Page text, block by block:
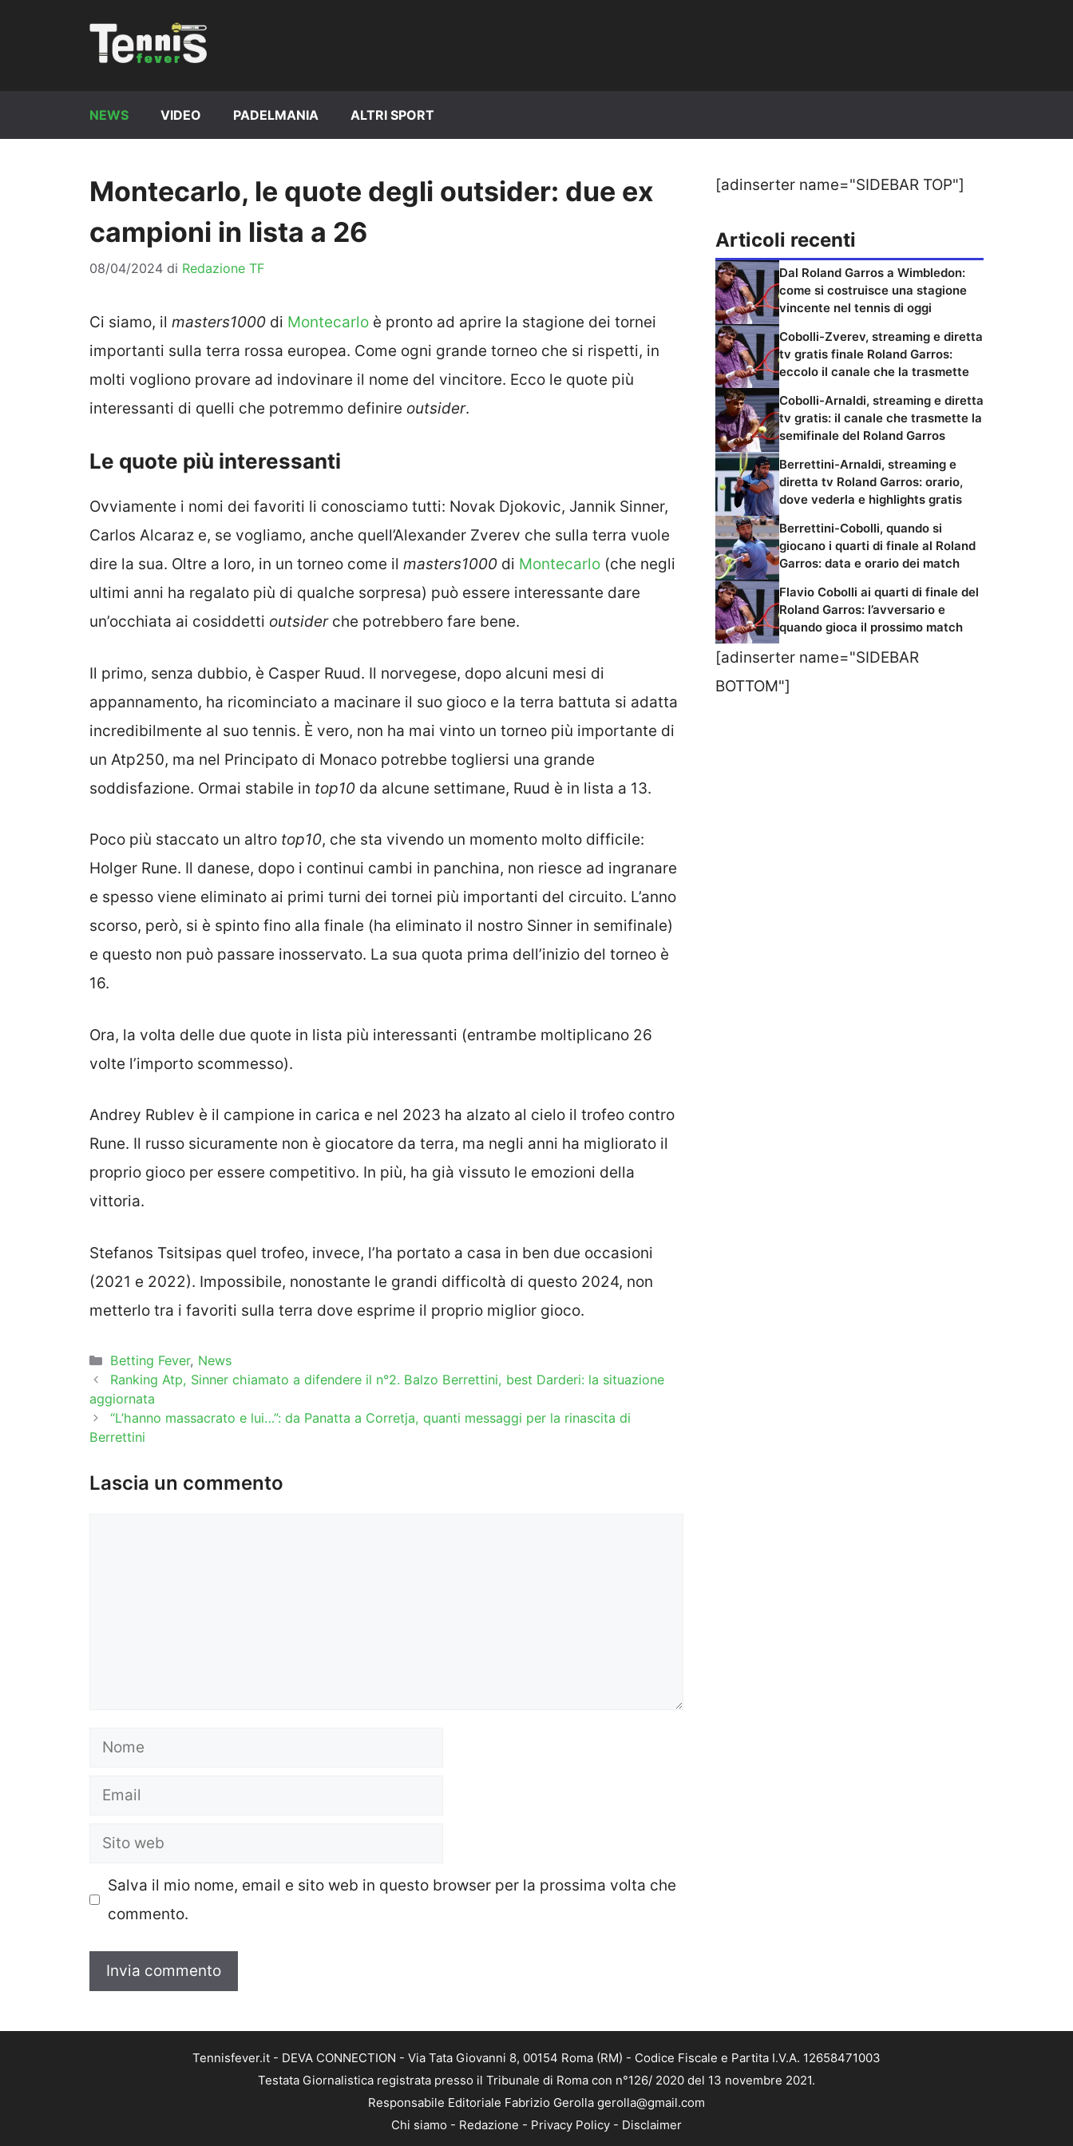
NEWS VIDEO PADELMANIA ALTRI SPORT
Montecarlo, le quote degli outsider: due ex
campioni in lista a 26
08/04/2024 di Redazione TF
Ci siamo, il masters1000 di Montecarlo è pronto ad aprire la stagione dei tornei
importanti sulla terra rossa europea. Come ogni grande torneo che si rispetti, in
molti vogliono provare ad indovinare il nome del vincitore. Ecco le quote più
interessanti di quelli che potremmo definire outsider.
Le quote più interessanti
Ovviamente i nomi dei favoriti li conosciamo tutti: Novak Djokovic, Jannik Sinner,
Carlos Alcaraz e, se vogliamo, anche quell’Alexander Zverev che sulla terra vuole
dire la sua. Oltre a loro, in un torneo come il masters1000 di Montecarlo (che negli
ultimi anni ha regalato più di qualche sorpresa) può essere interessante dare
un’occhiata ai cosiddetti outsiderche potrebbero fare bene.
Il primo, senza dubbio, è Casper Ruud. Il norvegese, dopo alcuni mesi di
appannamento, ha ricominciato a macinare il suo gioco e la terra battuta si adatta
incredibilmente al suo tennis. È vero, non ha mai vinto un torneo più importante di
un Atp250, ma nel Principato di Monaco potrebbe togliersi una grande
soddisfazione. Ormai stabile in top10 da alcune settimane, Ruud è in lista a 13.
Poco più staccato un altro top10, che sta vivendo un momento molto difficile:
Holger Rune. Il danese, dopo i continui cambi in panchina, non riesce ad ingranare
e spesso viene eliminato ai primi turni dei tornei più importanti del circuito. L’anno
scorso, però, si è spinto fino alla finale (ha eliminato il nostro Sinner in semifinale)
e questo non può passare inosservato. La sua quota prima dell’inizio del torneo è
16.
Ora, la volta delle due quote in lista più interessanti (entrambe moltiplicano 26
volte l’importo scommesso).
Andrey Rublev è il campione in carica e nel 2023 ha alzato al cielo il trofeo contro
Rune. Il russo sicuramente non è giocatore da terra, ma negli anni ha migliorato il
proprio gioco per essere competitivo. In più, ha già vissuto le emozioni della
vittoria.
Stefanos Tsitsipas quel trofeo, invece, l’ha portato a casa in ben due occasioni
(2021 e 2022). Impossibile, nonostante le grandi difficoltà di questo 2024, non
metterlo tra i favoriti sulla terra dove esprime il proprio miglior gioco.
Categorie
Betting Fever, News
Ranking Atp, Sinner chiamato a difendere il n°2. Balzo Berrettini, best Darderi: la situazione
aggiornata
“L’hanno massacrato e lui…”: da Panatta a Corretja, quanti messaggi per la rinascita di
Berrettini
Lascia un commento
Nome
Email
Sito
Salva il mio nome, email e sito web in questo browser per la prossima volta che
commento.
[adinserter name="SIDEBAR TOP"]
Articoli recenti
Dal Roland Garros a Wimbledon:
come si costruisce una stagione
vincente nel tennis di oggi
Cobolli-Zverev, streaming e diretta
tv gratis finale Roland Garros:
eccolo il canale che la trasmette
Cobolli-Arnaldi, streaming e diretta
tv gratis: il canale che trasmette la
semifinale del Roland Garros
Berrettini-Arnaldi, streaming e
diretta tv Roland Garros: orario,
dove vederla e highlights gratis
Berrettini-Cobolli, quando si
giocano i quarti di finale al Roland
Garros: data e orario dei match
Flavio Cobolli ai quarti di finale del
Roland Garros: l’avversario e
quando gioca il prossimo match
[adinserter name="SIDEBAR
BOTTOM"]
Tennisfever.it - DEVA CONNECTION - Via Tata Giovanni 8, 00154 Roma (RM) - Codice Fiscale e Partita I.V.A. 12658471003
Testata Giornalistica registrata presso il Tribunale di Roma con n°126/ 2020 del 13 novembre 2021.
Responsabile Editoriale Fabrizio Gerolla gerolla@gmail.com
Chi siamo - Redazione - Privacy Policy - Disclaimer